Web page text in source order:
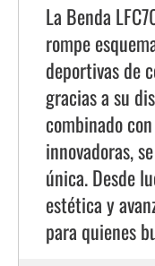
La Benda
rompe
deportivas de
gracias a su
combinado
innovadoras,
única. Desde
estética y
para quienes